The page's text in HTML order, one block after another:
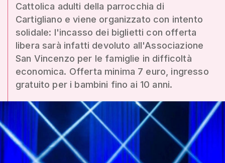
Cattolica adulti della parrocchia di
Cartigliano e viene organizzato con intento
solidale: l'incasso dei biglietti con offerta
libera sarà infatti devoluto all'Associazione
San Vincenzo per le famiglie in difficoltà
economica. Offerta minima 7 euro, ingresso
gratuito per i bambini fino ai 10 anni.